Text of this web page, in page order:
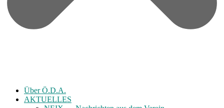
Über Ö.D.A.
AKTUELLES